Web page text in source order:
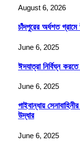
August 6, 2026
চাঁদপুরের অর্ধশত
June 6, 2025
ঈদযাত্রা নির্বিঘ্ন
June 6, 2025
গাইবান্ধায়
উদ্ধার
June 6, 2025